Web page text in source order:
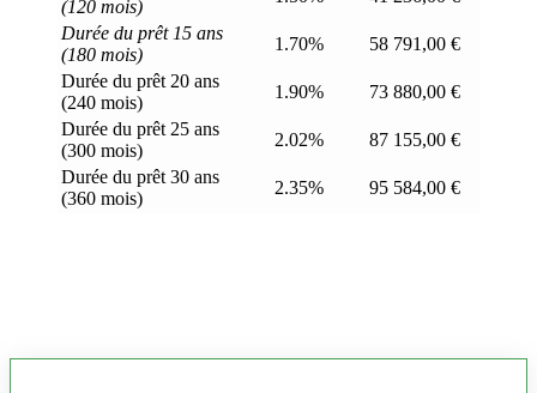
(120 mois)
Durée du prêt 15 ans
(180 mois)
1.70%
58 791,00 €
Durée du prêt 20 ans
(240 mois)
1.90%
73 880,00 €
Durée du prêt 25 ans
(300 mois)
2.02%
87 155,00 €
Durée du prêt 30 ans
(360 mois)
2.35% 95 584,00 €